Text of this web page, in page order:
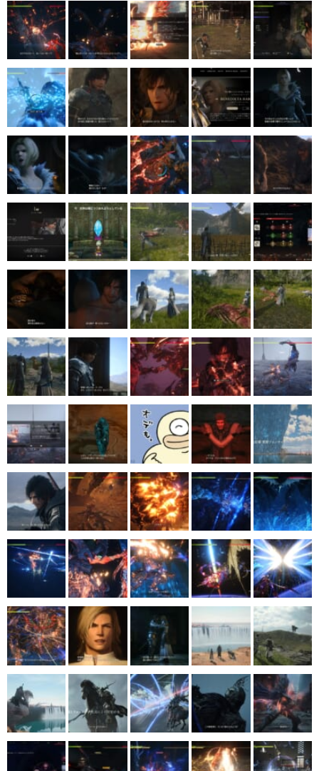
アプリレビュー
その他
電ファミニコゲーマーとは？
運営：株式会社マレ